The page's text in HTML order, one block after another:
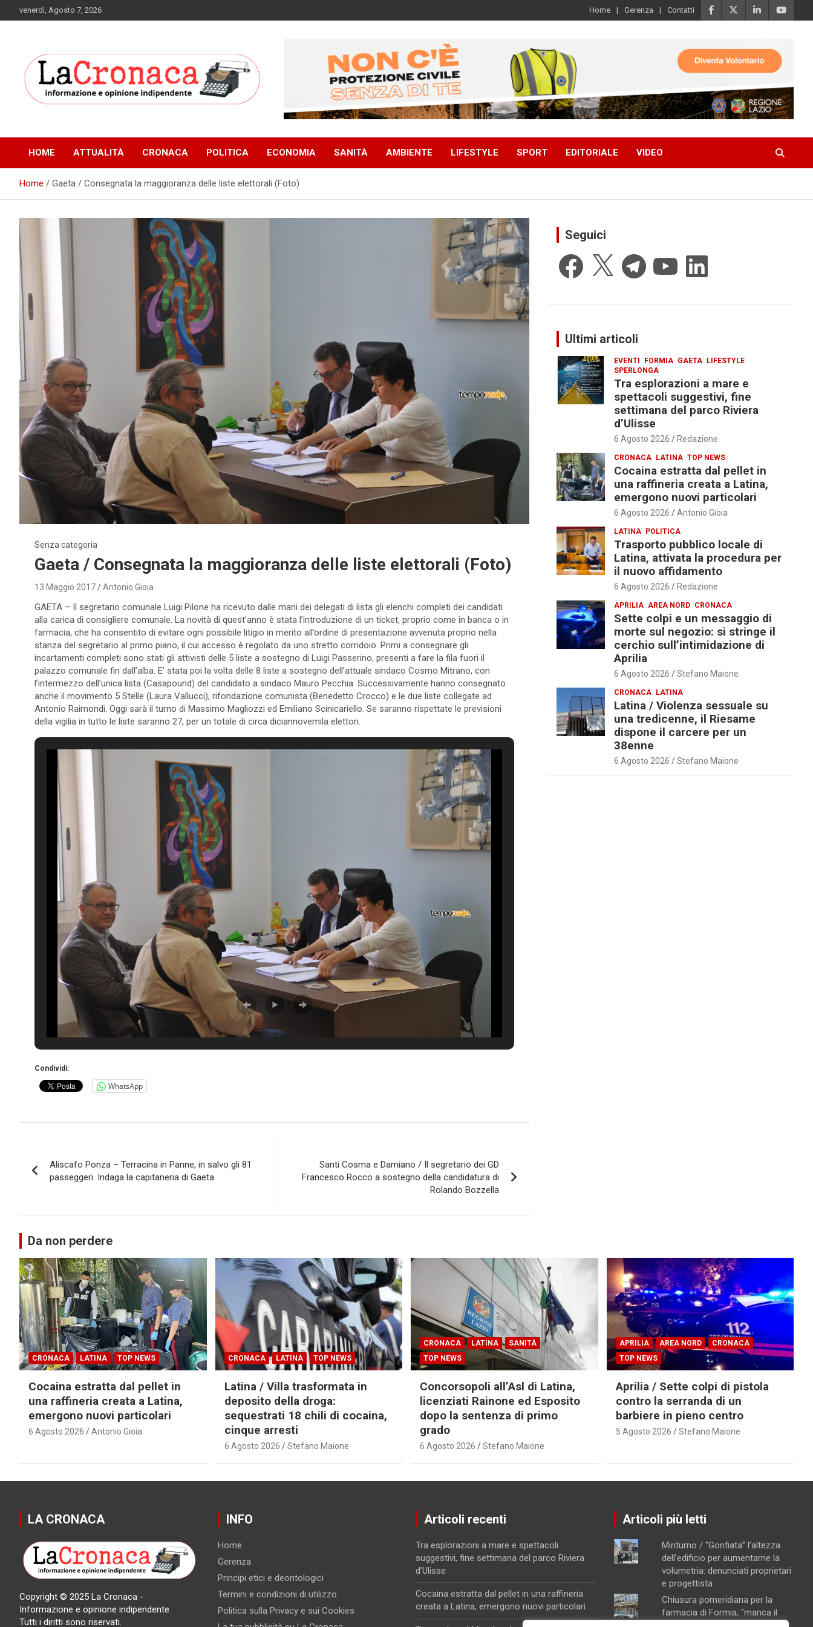
to
venerdì, Agosto 7, 2026 Home Gerenza Contatti
HOME ATTUALITÀ CRONACA POLITICA ECONOMIA SANITÀ AMBIENTE LIFESTYLE SPORT EDITORIALE VIDEO
Home Gaeta / Consegnata la maggioranza delle liste elettorali (Foto)
Senza categoria
Gaeta / Consegnata la maggioranza delle liste elettorali (Foto)
13 Maggio 2017 Antonio Gioia
GAETA – Il segretario comunale Luigi Pilone ha ricevuto dalle mani dei delegati di lista gli elenchi completi dei candidati
alla carica di consigliere comunale. La novità di quest’anno è stata l’introduzione di un ticket, proprio come in banca o in
farmacia, che ha consentito di evitare ogni possibile litigio in merito all’ordine di presentazione avvenuta proprio nella
stanza del segretario al primo piano, il cui accesso è regolato da uno stretto corridoio. Primi a consegnare gli
incartamenti completi sono stati gli attivisti delle 5 liste a sostegno di Luigi Passerino, presenti a fare la fila fuori il
palazzo comunale fin dall’alba. E’ stata poi la volta delle 8 liste a sostegno dell’attuale sindaco Cosmo Mitrano, con
l’intermezzo dell’unica lista (Casapound) del candidato a sindaco Mauro Pecchia. Successivamente hanno consegnato
anche il movimento 5 Stelle (Laura Vallucci), rifondazione comunista (Benedetto Crocco) e le due liste collegate ad
Antonio Raimondi. Oggi sarà il turno di Massimo Magliozzi ed Emiliano Scinicariello. Se saranno rispettate le previsioni
della vigilia in tutto le liste saranno 27, per un totale di circa diciannovemila elettori.
Condividi:
WhatsApp
articoli
Aliscafo Ponza – Terracina in Panne, in salvo gli 81
passeggeri. Indaga la capitaneria di Gaeta
Santi Cosma e Damiano / Il segretario dei GD
Francesco Rocco a sostegno della candidatura di
Rolando Bozzella
Seguici
Facebook
X TelegramYouTube LinkedIn
Ultimi articoli
EVENTI FORMIA GAETA LIFESTYLE
SPERLONGA
Tra esplorazioni a mare e
spettacoli suggestivi, fine
settimana del parco Riviera
d’Ulisse
6 Agosto 2026 Redazione
CRONACA LATINA TOP NEWS
Cocaina estratta dal pellet in
una raffineria creata a Latina,
emergono nuovi particolari
6 Agosto 2026 Antonio Gioia
LATINA POLITICA
Trasporto pubblico locale di
Latina, attivata la procedura per
il nuovo affidamento
6 Agosto 2026 Redazione
APRILIA AREA NORD CRONACA
Sette colpi e un messaggio di
morte sul negozio: si stringe il
cerchio sull’intimidazione di
Aprilia
6 Agosto 2026 Stefano Maione
CRONACA LATINA
Latina / Violenza sessuale su
una tredicenne, il Riesame
dispone il carcere per un
38enne
6 Agosto 2026 Stefano Maione
Da non perdere
CRONACA LATINA TOP NEWS
Cocaina estratta dal pellet in
una raffineria creata a Latina,
emergono nuovi particolari
6 Agosto 2026 Antonio Gioia
CRONACA LATINA TOP NEWS
Latina / Villa trasformata in
deposito della droga:
sequestrati 18 chili di cocaina,
cinque arresti
6 Agosto 2026 Stefano Maione
CRONACA LATINA
SANITÀ
TOP NEWS
Concorsopoli all’Asl di Latina,
licenziati Rainone ed Esposito
dopo la sentenza di primo
grado
6 Agosto 2026 Stefano Maione
APRILIA AREA NORD
CRONACA
TOP NEWS
Aprilia / Sette colpi di pistola
contro la serranda di un
barbiere in pieno centro
5 Agosto 2026 Stefano Maione
LA CRONACA
Copyright © 2025 La Cronaca -
Informazione e opinione indipendente
Tutti i diritti sono riservati.
INFO
Home
Gerenza
Principi etici e deontologici
Termini e condizioni di utilizzo
Politica sulla Privacy e sui Cookies
Articoli recenti
Tra esplorazioni a mare e spettacoli
suggestivi, fine settimana del parco Riviera
d’Ulisse
Cocaina estratta dal pellet in una raffineria
creata a Latina, emergono nuovi particolari
Articoli più letti
Minturno / “Gonfiata” l’altezza
dell’edificio per aumentarne la
volumetria: denunciati proprietari
e progettista
Chiusura pomeridiana per la
farmacia di Formia, "manca il